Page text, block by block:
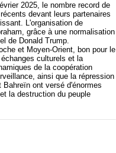
2025, le nombre record de
devant leurs partenaires
L'organisation de
grâce à une normalisation
de Donald Trump.
et Moyen-Orient, bon pour le
culturels et la
de la coopération
ainsi que la répression
ont versé d'énormes
la destruction du peuple